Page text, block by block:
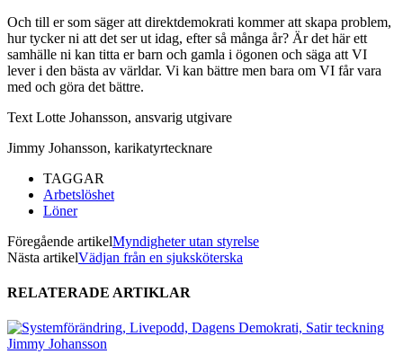
Och till er som säger att direktdemokrati kommer att skapa problem,
hur tycker ni att det ser ut idag, efter så många år? Är det här ett
samhälle ni kan titta er barn och gamla i ögonen och säga att VI
lever i den bästa av världar. Vi kan bättre men bara om VI får vara
med och göra det bättre.
Text Lotte Johansson, ansvarig utgivare
Jimmy Johansson, karikatyrtecknare
TAGGAR
Arbetslöshet
Löner
Föregående artikelMyndigheter utan styrelse
Nästa artikelVädjan från en sjuksköterska
RELATERADE ARTIKLAR